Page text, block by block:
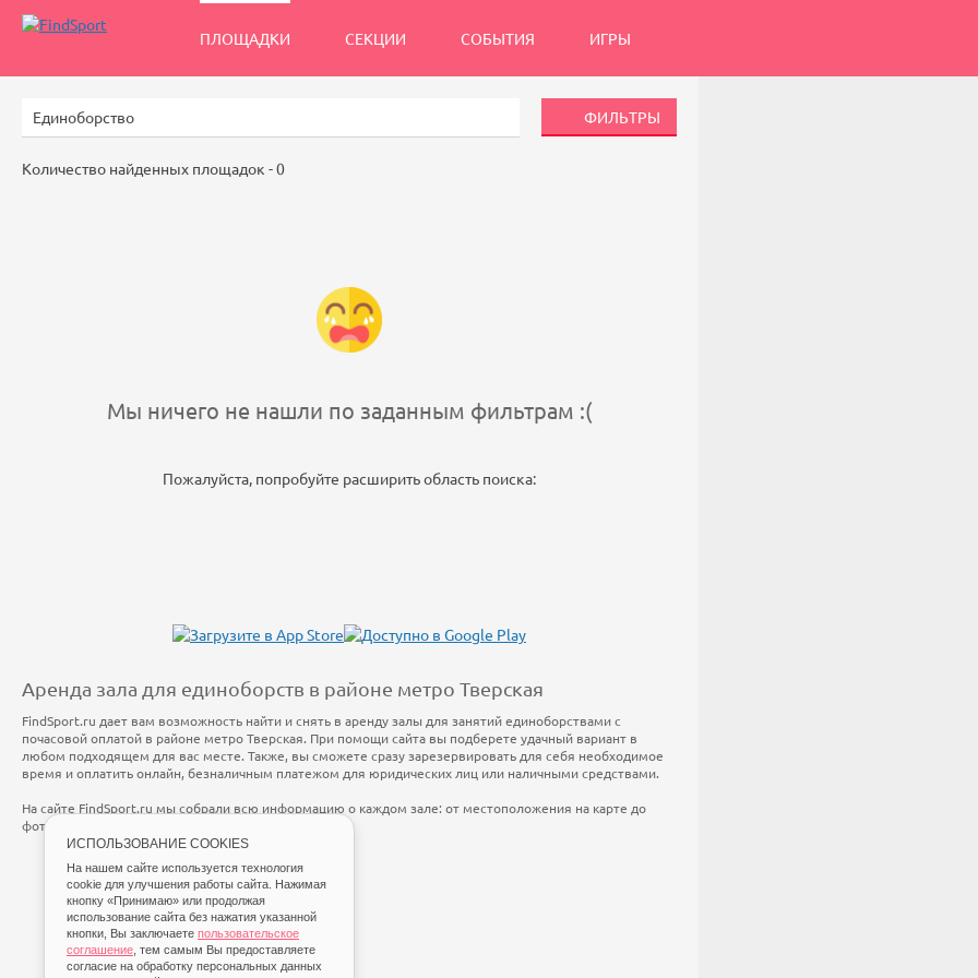
ИСПОЛЬЗОВАНИЕ COOKIES
На нашем сайте используется технология
cookie для улучшения работы сайта. Нажимая
кнопку «Принимаю» или продолжая
использование сайта без нажатия указанной
кнопки, Вы заключаете пользовательское
соглашение , тем самым Вы предоставляете
согласие на обработку персональных данных
ПЛОЩАДКИ СЕКЦИИ СОБЫТИЯ ИГРЫ
ФИЛЬТРЫ
Аренда зала для единоборств в районе метро Тверская
FindSport.ru дает вам возможность найти и снять в аренду залы для занятий единоборствами с
почасовой оплатой в районе метро Тверская. При помощи сайта вы подберете удачный вариант в
любом подходящем для вас месте. Также, вы сможете сразу зарезервировать для себя необходимое
время и оплатить онлайн, безналичным платежом для юридических лиц или наличными средствами.
На сайте FindSport.ru мы собрали всю информацию о каждом зале: от местоположения на карте до
фотографий и стоимости занятий.
Количество найденных площадок -0
Мы ничего не нашли по заданным фильтрам :(
Пожалуйста, попробуйте расширить область поиска: